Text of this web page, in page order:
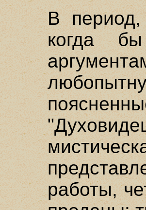
В
когда
работы,